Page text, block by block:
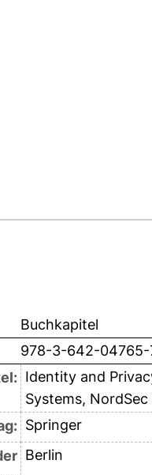
Buchkapitel
978-3-642-
Identity and
Systems,
Springer
Berlin